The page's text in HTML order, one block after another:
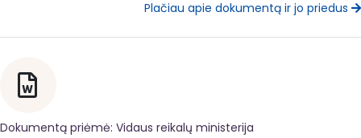
Plačiau apie dokumentą ir jo priedus
Dokumentą priėmė: Vidaus reikalų ministerija